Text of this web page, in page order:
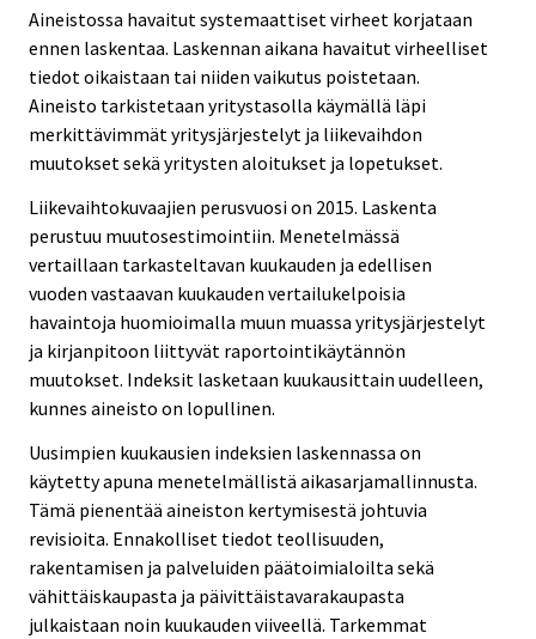
Aineistossa havaitut systemaattiset virheet korjataan
ennen laskentaa. Laskennan aikana havaitut virheelliset
tiedot oikaistaan tai niiden vaikutus poistetaan.
Aineisto tarkistetaan yritystasolla käymällä läpi
merkittävimmät yritysjärjestelyt ja liikevaihdon
muutokset sekä yritysten aloitukset ja lopetukset.
Liikevaihtokuvaajien perusvuosi on 2015. Laskenta
perustuu muutosestimointiin. Menetelmässä
vertaillaan tarkasteltavan kuukauden ja edellisen
vuoden vastaavan kuukauden vertailukelpoisia
havaintoja huomioimalla muun muassa yritysjärjestelyt
ja kirjanpitoon liittyvät raportointikäytännön
muutokset. Indeksit lasketaan kuukausittain uudelleen,
kunnes aineisto on lopullinen.
Uusimpien kuukausien indeksien laskennassa on
käytetty apuna menetelmällistä aikasarjamallinnusta.
Tämä pienentää aineiston kertymisestä johtuvia
revisioita. Ennakolliset tiedot teollisuuden,
rakentamisen ja palveluiden päätoimialoilta sekä
vähittäiskaupasta ja päivittäistavarakaupasta
julkaistaan noin kuukauden viiveellä. Tarkemmat